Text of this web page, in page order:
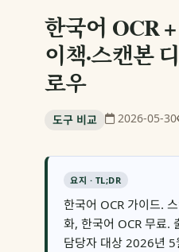
한국어 OCR
이책·스캔본
로우
도구 비교 2026-05-30
요지 · TL;DR
한국어 OCR 가이드.
화, 한국어 OCR 무료.
담당자 대상 2026년